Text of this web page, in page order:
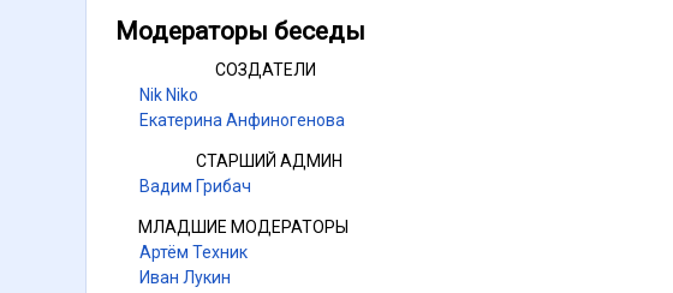
Модераторы беседы
СОЗДАТЕЛИ
Nik Niko
Екатерина Анфиногенова
СТАРШИЙ АДМИН
Вадим Грибач
МЛАДШИЕ МОДЕРАТОРЫ
Артём Техник
Иван Лукин